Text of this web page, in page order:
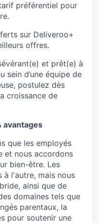
préférentiel pour
sur Deliveroo+
offres.
et prêt(e) à
sein d’une équipe de
postulez dès
croissance de
avantages
que les employés
et nous accordons
bien-être. Les
à l'autre, mais nous
ainsi que de
domaines tels que
parentaux, la
pour soutenir une